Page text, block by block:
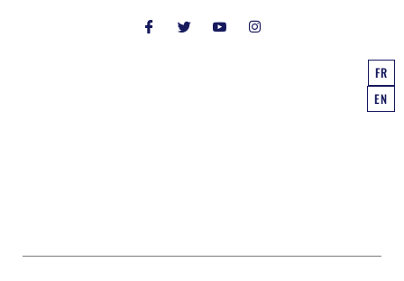
FR
EN